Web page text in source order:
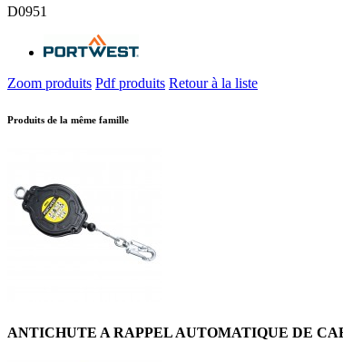
D0951
Zoom produits Pdf produits Retour à la liste
Produits de la même famille
ANTICHUTE A RAPPEL AUTOMATIQUE DE